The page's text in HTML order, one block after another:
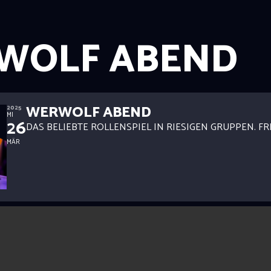
ABEND
2025
MI
26
MÄR
WERWOLF ABEND
DAS BELIEBTE ROLLENSPIEL IN RIESIGEN GRUPPEN.